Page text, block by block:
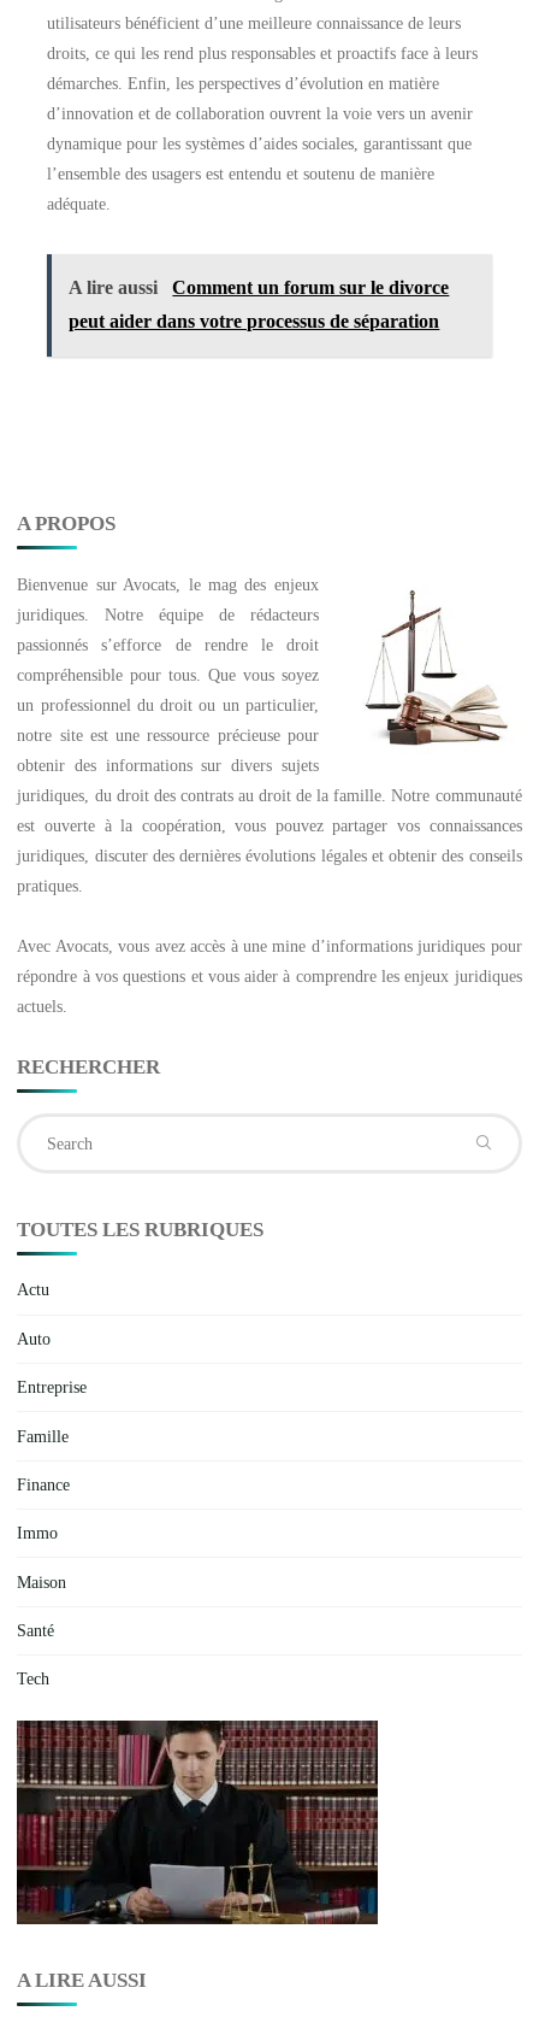
utilisateurs bénéficient d’une meilleure connaissance de leurs
droits, ce qui les rend plus responsables et proactifs face à leurs
démarches. Enfin, les perspectives d’évolution en matière
d’innovation et de collaboration ouvrent la voie vers un avenir
dynamique pour les systèmes d’aides sociales, garantissant que
l’ensemble des usagers est entendu et soutenu de manière
adéquate.
A lire aussi
Comment un forum sur le divorce
peut aider dans votre processus de séparation
A PROPOS
Bienvenue sur Avocats , le mag des enjeux
juridiques. Notre équipe de rédacteurs
passionnés s’efforce de rendre le droit
compréhensible pour tous. Que vous soyez
un professionnel du droit ou un particulier,
notre site est une ressource précieuse pour
obtenir des informations sur divers sujets
juridiques, du droit des contrats au droit de la famille. Notre communauté
est ouverte à la coopération, vous pouvez partager vos connaissances
juridiques, discuter des dernières évolutions légales et obtenir des conseils
pratiques.
Avec Avocats, vous avez accès à une mine d’informations juridiques pour
répondre à vos questions et vous aider à comprendre les enjeux juridiques
actuels.
RECHERCHER
TOUTES LES RUBRIQUES
Actu
Auto
Entreprise
Famille
Finance
Immo
Maison
Santé
Tech
A LIRE AUSSI